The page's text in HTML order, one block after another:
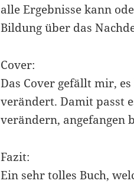
alle Ergebnisse kann
Bildung über das
Cover:
Das Cover gefällt mir,
verändert. Damit passt
verändern, angefangen
Fazit:
Ein sehr tolles Buch,